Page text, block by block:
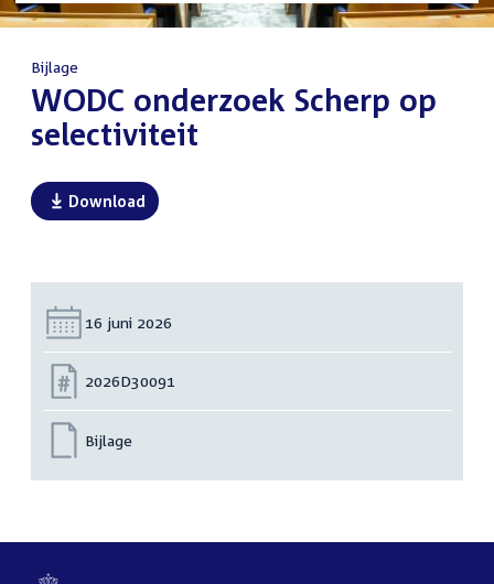
Bijlage
:WODC onderzoek Scherp op
selectiviteit
Download
Datum:
16 juni 2026
Nummer:
2026D30091
Bijlage